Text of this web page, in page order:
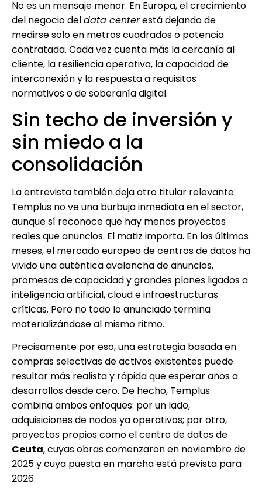
No es un mensaje menor. En Europa, el crecimiento
del negocio deldata centerestá dejando de
medirse solo en metros cuadrados o potencia
contratada. Cada vez cuenta más la cercanía al
cliente, la resiliencia operativa, la capacidad de
interconexión y la respuesta a requisitos
normativos o de soberanía digital.
Sin techo de inversión y
sin miedo a la
consolidación
La entrevista también deja otro titular relevante:
Templus no ve una burbuja inmediata en el sector,
aunque sí reconoce que hay menos proyectos
reales que anuncios. El matiz importa. En los últimos
meses, el mercado europeo de centros de datos ha
vivido una auténtica avalancha de anuncios,
promesas de capacidad y grandes planes ligados a
inteligencia artificial, cloud e infraestructuras
críticas. Pero no todo lo anunciado termina
materializándose al mismo ritmo.
Precisamente por eso, una estrategia basada en
compras selectivas de activos existentes puede
resultar más realista y rápida que esperar años a
desarrollos desde cero. De hecho, Templus
combina ambos enfoques: por un lado,
adquisiciones de nodos ya operativos; por otro,
proyectos propios como el centro de datos de
Ceuta, cuyas obras comenzaron en noviembre de
2025 y cuya puesta en marcha está prevista para
2026.